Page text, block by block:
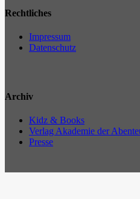
Rechtliches
Impressum
Datenschutz
Archiv
Kidz & Books
Verlag Akademie der
Presse